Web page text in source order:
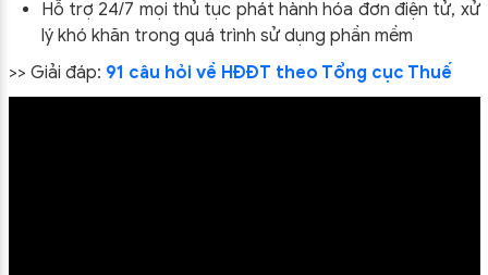
Hỗ trợ 24/7 mọi thủ tục phát hành hóa đơn điện tử, xử
lý khó khăn trong quá trình sử dụng phần mềm
>> Giải đáp: 91 câu hỏi về HĐĐT theo Tổng cục Thuế